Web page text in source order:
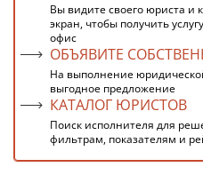
Вы видите своего юриста и
экран, чтобы получить
офис
ОБЪЯВИТЕ
На выполнение
выгодное предложение
КАТАЛОГ ЮРИСТОВ
Поиск исполнителя для
фильтрам, показателям и